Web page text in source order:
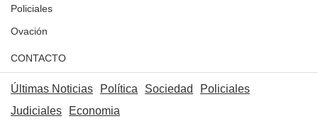
Policiales
Ovación
CONTACTO
Últimas Noticias Política Sociedad
Policiales
Judiciales
Economia